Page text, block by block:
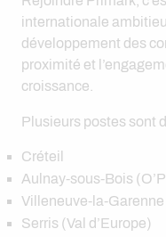
internationale
développement des
proximité et
croissance.
Plusieurs postes sont
Créteil
Aulnay-sous-Bois
Villeneuve-la-Garenne
Serris (Val d’Europe)